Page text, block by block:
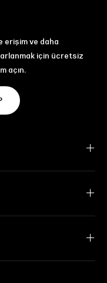
erişim ve daha
için ücretsiz
açın.